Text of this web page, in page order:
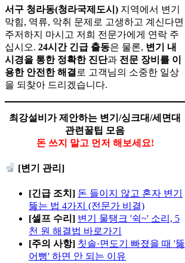
서구 청라동(청라국제도시) 지역에서 변기
막힘, 역류, 악취 문제로 고생하고 계신다면
주저하지 마시고 저희 전문가에게 연락 주
십시오. 24시간 긴급 출동은 물론, 변기 내
시경을 통한 정확한 진단과 전문 장비를 이
용한 안전한 해결 로 고객님의 소중한 일상
을 되찾아 드리겠습니다.
최강설비가 제안하는 변기/싱크대/세면대
관련꿀팁 모음
돈 쓰지 말고 먼저 해보세요!
[변기 관리]
[긴급 조치] 돈 들이지 않고 혼자 변기
뚫는 법 4가지 (전문가 비결)
[셀프 수리] 변기 물탱크 '쉭~' 소리, 5
천 원 해결법 바로가기
[주의 사항] 칫솔·면도기 빠졌을 때 '뚫
어뻥' 하면 안 되는 이유